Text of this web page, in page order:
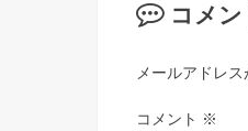
コメ
メールアドレ
コメント ※